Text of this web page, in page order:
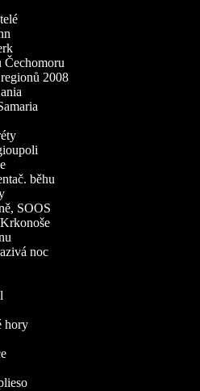
Čechomoru
2008
běhu
SOOS
noc
hory